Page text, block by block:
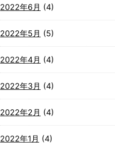
2022年6月 (4)
2022年5月 (5)
2022年4月 (4)
2022年3月 (4)
2022年2月 (4)
2022年1月 (4)